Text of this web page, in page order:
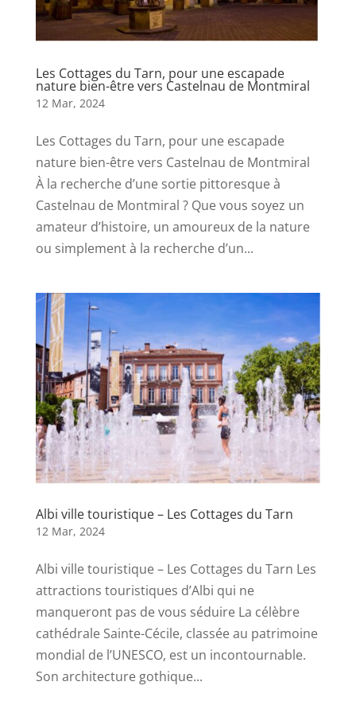
Les Cottages du Tarn, pour une escapade
nature bien-être vers Castelnau de Montmiral
12 Mar, 2024
Les Cottages du Tarn, pour une escapade
nature bien-être vers Castelnau de Montmiral
À la recherche d’une sortie pittoresque à
Castelnau de Montmiral ? Que vous soyez un
amateur d’histoire, un amoureux de la nature
ou simplement à la recherche d’un...
Albi ville touristique – Les Cottages du Tarn
12 Mar, 2024
Albi ville touristique – Les Cottages du Tarn Les
attractions touristiques d’Albi qui ne
manqueront pas de vous séduire La célèbre
cathédrale Sainte-Cécile, classée au patrimoine
mondial de l’UNESCO, est un incontournable.
Son architecture gothique...